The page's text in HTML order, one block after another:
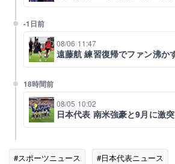
-1日前
08/06 11:47
遠藤航 練習復帰でファン沸か
18時間前
08/05 10:02
日本代表 南米強豪と9月に激突
#スポーツニュース
#日本代表ニュース